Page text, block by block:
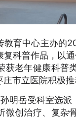
教育中心主办的
科普作品，以
获老年健康科普
市立医院积极
明岳受科室选
微创治疗、复杂